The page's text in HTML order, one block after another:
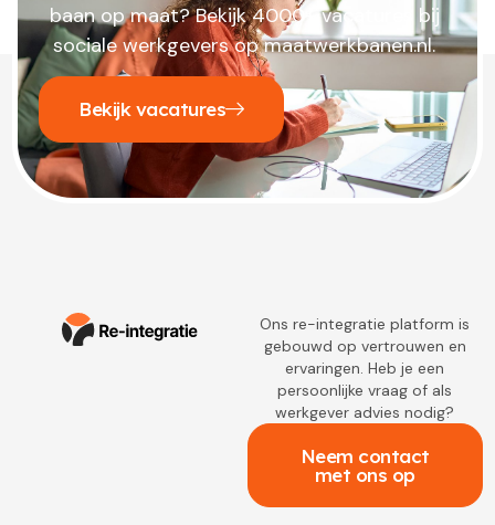
baan op maat? Bekijk 4000+ vacatures bij
sociale werkgevers op maatwerkbanen.nl.
Bekijk vacatures
Ons re-integratie platform is
gebouwd op vertrouwen en
ervaringen. Heb je een
persoonlijke vraag of als
werkgever advies nodig?
Neem contact
met ons op